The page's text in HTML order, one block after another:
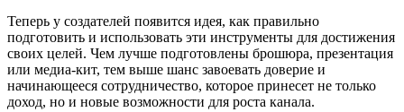
Теперь у создателей появится идея, как правильно
подготовить и использовать эти инструменты для достижения
своих целей. Чем лучше подготовлены брошюра, презентация
или медиа-кит, тем выше шанс завоевать доверие и
начинающееся сотрудничество, которое принесет не только
доход, но и новые возможности для роста канала.